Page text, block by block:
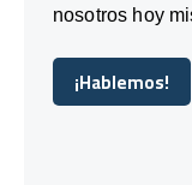
nosotros hoy
¡Hablemos!
¡Hablemos!